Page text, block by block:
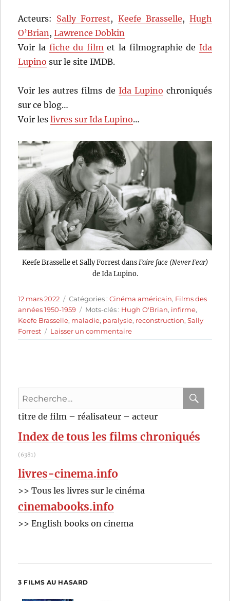
Acteurs: Sally Forrest, Keefe Brasselle, Hugh
O’Brian,Lawrence Dobkin
Voir la fiche du filmet la filmographie de Ida
Lupino sur le site IMDB.
Voir les autres films de Ida Lupino chroniqués
sur ce blog…
Voir leslivres sur Ida Lupino…
Keefe Brasselle et Sally Forrest dans Faire face (Never Fear)
de Ida Lupino.
Publié
le
12 mars 2022 Catégories
Catégories :Cinéma américain, Films des
années 1950-1959
Étiquettes
Mots-clés : Hugh O'Brian, infirme,
Keefe Brasselle, maladie, paralysie, reconstruction,Sally
Forrest
Laisser un commentairesur
Faire
Recherche
pour
:
titre de film – réalisateur – acteur
Index de tous les films chroniqués
(6381)
livres-cinema.info
>> Tous les livres sur le cinéma
cinemabooks.info
>> English books on cinema
3 FILMS AU HASARD